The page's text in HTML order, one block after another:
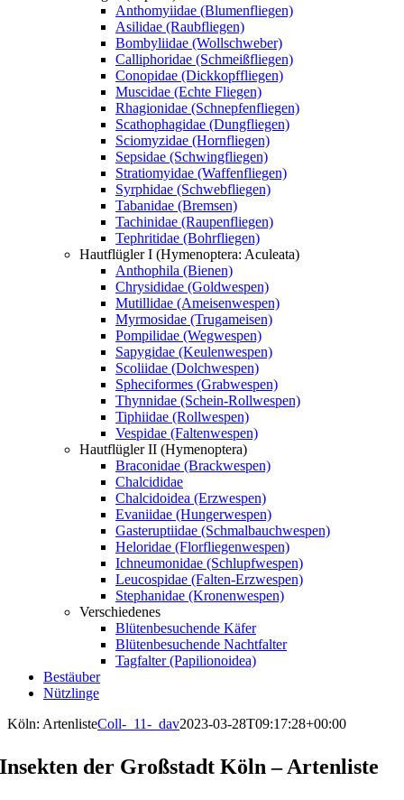
Anthomyiidae (Blumenfliegen)
Asilidae (Raubfliegen)
Bombyliidae (Wollschweber)
Calliphoridae (Schmeißfliegen)
Conopidae (Dickkopffliegen)
Muscidae (Echte Fliegen)
Rhagionidae (Schnepfenfliegen)
Scathophagidae (Dungfliegen)
Sciomyzidae (Hornfliegen)
Sepsidae (Schwingfliegen)
Stratiomyidae (Waffenfliegen)
Syrphidae (Schwebfliegen)
Tabanidae (Bremsen)
Tachinidae (Raupenfliegen)
Tephritidae (Bohrfliegen)
Hautflügler I (Hymenoptera: Aculeata)
Anthophila (Bienen)
Chrysididae (Goldwespen)
Mutillidae (Ameisenwespen)
Myrmosidae (Trugameisen)
Pompilidae (Wegwespen)
Sapygidae (Keulenwespen)
Scoliidae (Dolchwespen)
Spheciformes (Grabwespen)
Thynnidae (Schein-Rollwespen)
Tiphiidae (Rollwespen)
Vespidae (Faltenwespen)
Hautflügler II (Hymenoptera)
Braconidae (Brackwespen)
Chalcididae
Chalcidoidea (Erzwespen)
Evaniidae (Hungerwespen)
Gasteruptiidae (Schmalbauchwespen)
Heloridae (Florfliegenwespen)
Ichneumonidae (Schlupfwespen)
Leucospidae (Falten-Erzwespen)
Stephanidae (Kronenwespen)
Verschiedenes
Blütenbesuchende Käfer
Blütenbesuchende Nachtfalter
Tagfalter (Papilionoidea)
Bestäuber
Nützlinge
Köln: ArtenlisteColl-_11-_dav2023-03-28T09:17:28+00:00
Insekten der Großstadt Köln – Artenliste